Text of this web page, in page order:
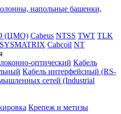
напольные башенки,
(ЦМО) Cabeus NTSS TWT TLK
SYSMATRIX Cabcoil NT
оптический Кабель
Кабель интерфейсный (RS-
сетей (Industrial
Крепеж и метизы